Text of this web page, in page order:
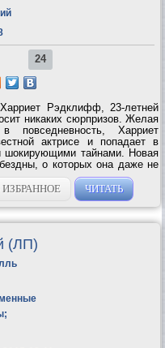
24
Рэдклифф, 23-летней
никаких сюрпризов. Желая
повседневность, Харриет
актрисе и попадает в
шокирующими тайнами. Новая
о которых она даже не
неопытная мисс Рэдклифф
ИЗБРАННОЕ ЧИТАТЬ
(ЛП)
;